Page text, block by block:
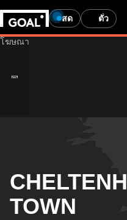
สด ตั๋ว
TOWN